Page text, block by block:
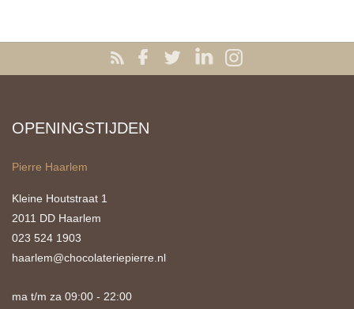
OPENINGSTIJDEN
Pierre Haarlem
Kleine Houtstraat 1
2011 DD Haarlem
023 524 1903
haarlem@chocolateriepierre.nl
ma t/m za 09:00 - 22:00